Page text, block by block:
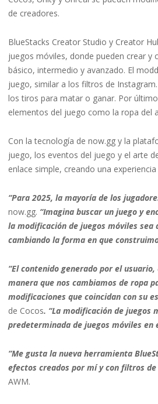
de creadores.
BlueStacks Creator Studio y Creator
juegos móviles, donde pueden crear y
básico, intermedio y avanzado. El
juego, similar a los filtros de
los tiros para matar o ganar. Por
elementos del juego como la ropa del
Con la tecnología de now.gg y la
juego, los eventos del juego y el arte
enlace simple, creando una
“Para 2025, la mayoría de los
now.gg. “Imagina buscar un juego y
la modificación de juegos móviles
cambiando la forma en que
“El contenido generado por el
manera que nos cambiamos de ropa
modificaciones que coincidan con su
de Cocos. “La modificación de juegos
predeterminada de juegos móviles en
“Me gusta la nueva herramienta
efectos creados por mí y con filtros
AWM.